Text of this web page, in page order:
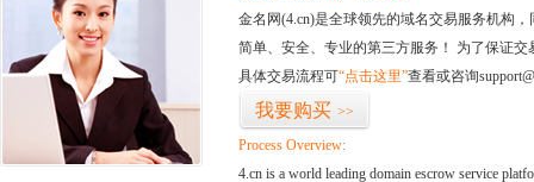
金名网(4.cn)是全球领先的域名交易服务机构
简单、安全、专业的第三方服务！ 为了保证
具体交易流程可“点击这里”查看或咨询
我要购买 >>
Process Overview:
4.cn is a world leading domain escrow service